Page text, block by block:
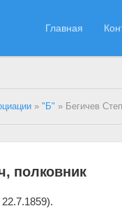
Главная
»"Б" » Бегичев
полковник